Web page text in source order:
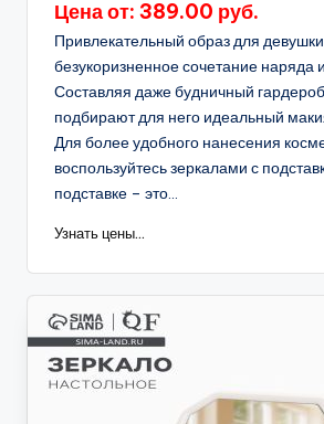
Цена от: 389.00 руб.
Привлекательный образ для
безукоризненное сочетание наряда
Составляя даже будничный
подбирают для него идеальный
Для более удобного нанесения
воспользуйтесь зеркалами с
подставке – это...
Узнать цены...